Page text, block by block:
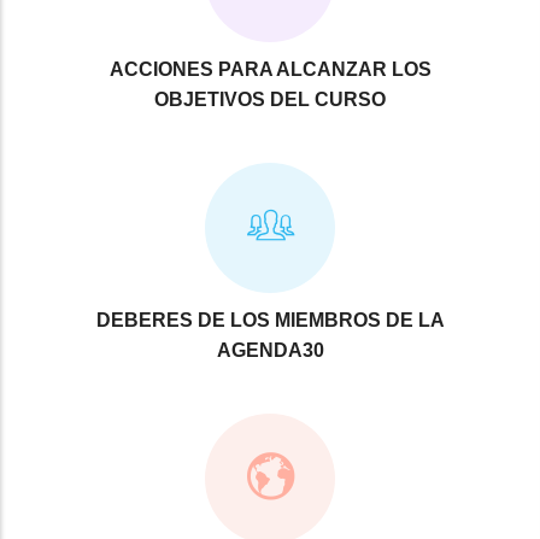
ACCIONES PARA ALCANZAR LOS
OBJETIVOS DEL CURSO
DEBERES DE LOS MIEMBROS DE LA
AGENDA30